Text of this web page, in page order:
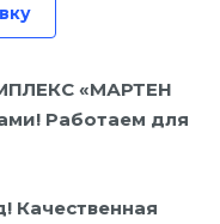
«МАРТЕН
Работаем для
Качественная